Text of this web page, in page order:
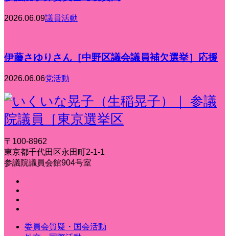
2026.06.09議員活動
伊藤さゆりさん［中野区議会議員補欠選挙］応援
2026.06.06党活動
〒100-8962
東京都千代田区永田町2-1-1
参議院議員会館904号室
委員会質疑・国会活動